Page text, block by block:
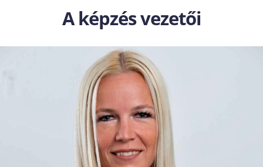
A képzés vezetői